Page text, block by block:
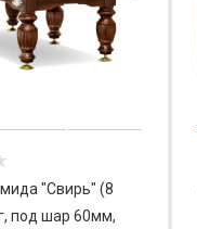
"Свирь" (8
под шар 60мм,